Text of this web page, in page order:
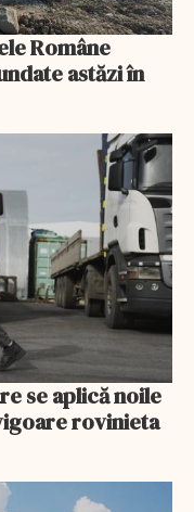
Române
astăzi în
se aplică noile
rovinieta